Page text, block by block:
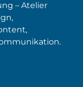
– Atelier